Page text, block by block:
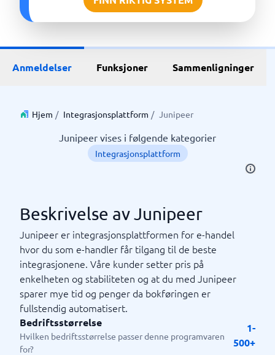
Anmeldelser Funksjoner Sammenligninger
Hjem / Integrasjonsplattform / Junipeer
Junipeer vises i følgende kategorier
Integrasjonsplattform
Beskrivelse av Junipeer
Junipeer er integrasjonsplattformen for e-handel
hvor du som e-handler får tilgang til de beste
integrasjonene. Våre kunder setter pris på
enkelheten og stabiliteten og at du med Junipeer
sparer mye tid og penger da bokføringen er
fullstendig automatisert.
Bedriftsstørrelse
Hvilken bedriftsstørrelse passer denne programvaren
for?
1-
500+